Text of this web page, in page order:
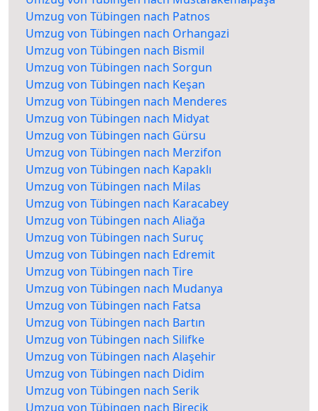
Umzug von Tübingen nach Patnos
Umzug von Tübingen nach Orhangazi
Umzug von Tübingen nach Bismil
Umzug von Tübingen nach Sorgun
Umzug von Tübingen nach Keşan
Umzug von Tübingen nach Menderes
Umzug von Tübingen nach Midyat
Umzug von Tübingen nach Gürsu
Umzug von Tübingen nach Merzifon
Umzug von Tübingen nach Kapaklı
Umzug von Tübingen nach Milas
Umzug von Tübingen nach Karacabey
Umzug von Tübingen nach Aliağa
Umzug von Tübingen nach Suruç
Umzug von Tübingen nach Edremit
Umzug von Tübingen nach Tire
Umzug von Tübingen nach Mudanya
Umzug von Tübingen nach Fatsa
Umzug von Tübingen nach Bartın
Umzug von Tübingen nach Silifke
Umzug von Tübingen nach Alaşehir
Umzug von Tübingen nach Didim
Umzug von Tübingen nach Serik
Umzug von Tübingen nach Birecik